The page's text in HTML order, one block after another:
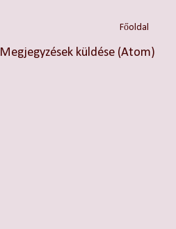
Főoldal
Megjegyzések küldése (Atom)